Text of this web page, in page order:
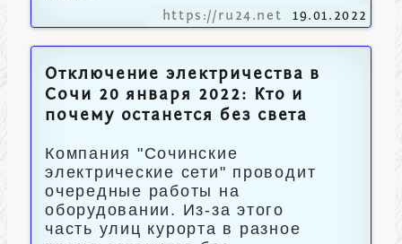
https://ru24.net 19.01.2022
Отключение электричества в
Сочи 20 января 2022: Кто и
почему останется без света
Компания "Сочинские
электрические сети" проводит
очередные работы на
оборудовании. Из-за этого
часть улиц курорта в разное